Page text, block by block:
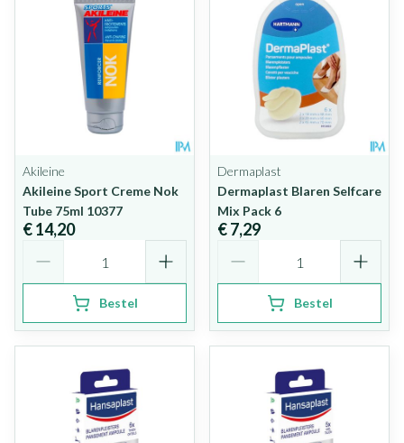
Akileine
Akileine Sport Creme Nok
Tube 75ml 10377
€ 14,20
Bestel
Dermaplast
Dermaplast Blaren Selfcare
Mix Pack 6
€ 7,29
Bestel